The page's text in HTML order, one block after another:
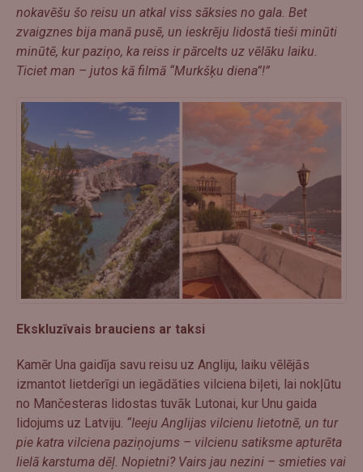
nokavēšu šo reisu un atkal viss sāksies no gala. Bet
zvaigznes bija manā pusē, un ieskrēju lidostā tieši minūti
minūtē, kur paziņo, ka reiss ir pārcelts uz vēlāku laiku.
Ticiet man – jutos kā filmā “Murkšķu diena”!”
Ekskluzīvais brauciens ar taksi
Kamēr Una gaidīja savu reisu uz Angliju, laiku vēlējās
izmantot lietderīgi un iegādāties vilciena biļeti, lai nokļūtu
no Mančesteras lidostas tuvāk Lutonai, kur Unu gaida
lidojums uz Latviju. “Ieeju Anglijas vilcienu lietotnē, un tur
pie katra vilciena paziņojums – vilcienu satiksme apturēta
lielā karstuma dēļ. Nopietni? Vairs jau nezini – smieties vai